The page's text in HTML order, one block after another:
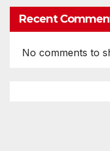
Recent
No comments to